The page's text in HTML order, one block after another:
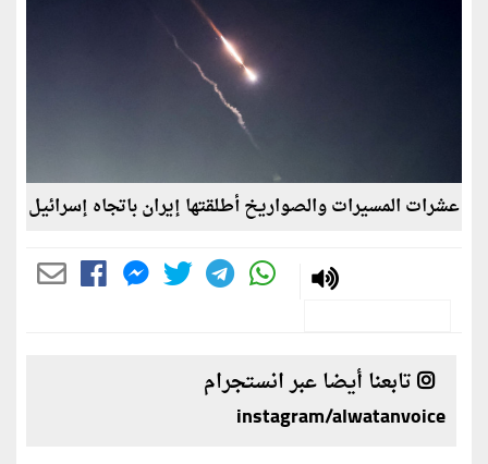
عشرات المسيرات والصواريخ أطلقتها إيران باتجاه إسرائيل
تابعنا أيضا عبر انستجرام
instagram/alwatanvoice